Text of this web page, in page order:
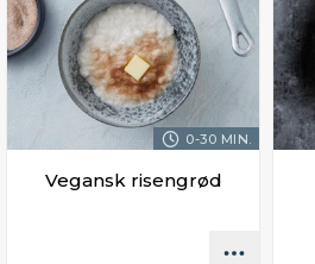
0-30 MIN.
Vegansk risengrød